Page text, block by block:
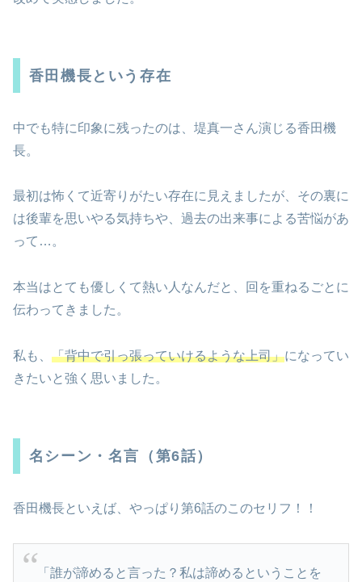
香田機長という存在
中でも特に印象に残ったのは、堤真一さん演じる香田機
長。
最初は怖くて近寄りがたい存在に見えましたが、その裏に
は後輩を思いやる気持ちや、過去の出来事による苦悩があ
って…。
本当はとても優しくて熱い人なんだと、回を重ねるごとに
伝わってきました。
私も、 「背中で引っ張っていけるような上司」になってい
きたいと強く思いました。
名シーン・名言（第6話）
香田機長といえば、やっぱり第6話のこのセリフ！！
「誰が諦めると言った？私は諦めるということを